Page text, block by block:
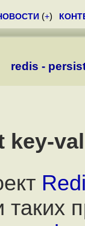
(+)
redis -
key-